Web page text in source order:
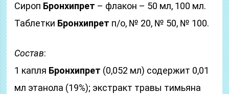
Сироп Бронхипрет – флакон – 50 мл, 100 мл.
Таблетки Бронхипрет п/о, № 20, № 50, № 100.
Состав:
1 капля Бронхипрет (0,052 мл) содержит 0,01
мл этанола (19%); экстракт травы тимьяна